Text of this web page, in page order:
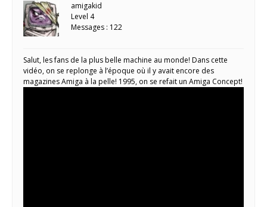
amigakid
Level 4
Messages : 122
Salut, les fans de la plus belle machine au monde! Dans cette
vidéo, on se replonge à l’époque où il y avait encore des
magazines Amiga à la pelle! 1995, on se refait un Amiga Concept!